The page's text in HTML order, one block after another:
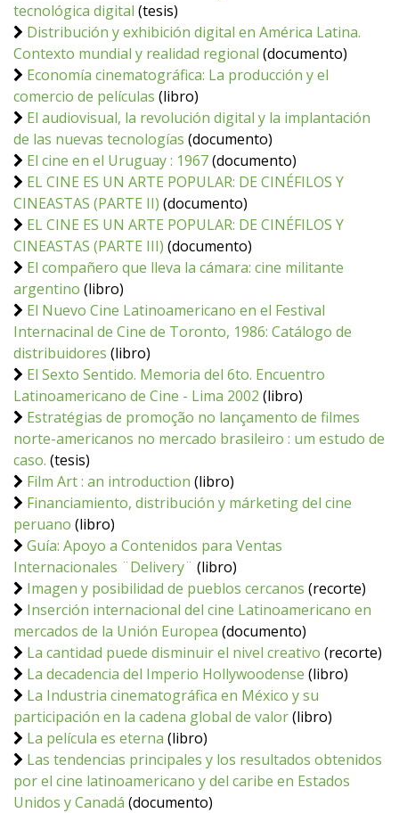
tecnológica digital (tesis)
Distribución y exhibición digital en América Latina.
Contexto mundial y realidad regional (documento)
Economía cinematográfica: La producción y el
comercio de películas (libro)
El audiovisual, la revolución digital y la implantación
de las nuevas tecnologías (documento)
El cine en el Uruguay : 1967(documento)
EL CINE ES UN ARTE POPULAR: DE CINÉFILOS Y
CINEASTAS (PARTE II) (documento)
EL CINE ES UN ARTE POPULAR: DE CINÉFILOS Y
CINEASTAS (PARTE III) (documento)
El compañero que lleva la cámara: cine militante
argentino (libro)
El Nuevo Cine Latinoamericano en el Festival
Internacinal de Cine de Toronto, 1986: Catálogo de
distribuidores (libro)
El Sexto Sentido. Memoria del 6to. Encuentro
Latinoamericano de Cine - Lima 2002 (libro)
Estratégias de promoção no lançamento de filmes
norte-americanos no mercado brasileiro : um estudo de
caso. (tesis)
Film Art : an introduction (libro)
Financiamiento, distribución y márketing del cine
peruano (libro)
Guía: Apoyo a Contenidos para Ventas
Internacionales ¨Delivery¨ (libro)
Imagen y posibilidad de pueblos cercanos (recorte)
Inserción internacional del cine Latinoamericano en
mercados de la Unión Europea (documento)
La cantidad puede disminuir el nivel creativo (recorte)
La decadencia del Imperio Hollywoodense (libro)
La Industria cinematográfica en México y su
participación en la cadena global de valor(libro)
La película es eterna (libro)
Las tendencias principales y los resultados obtenidos
por el cine latinoamericano y del caribe en Estados
Unidos y Canadá (documento)